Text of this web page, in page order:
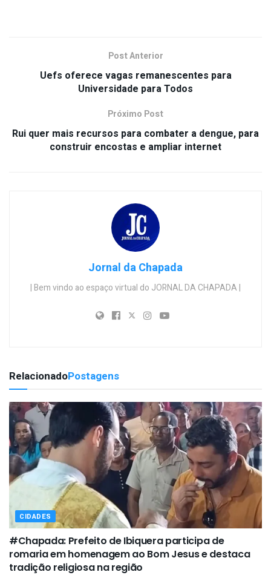
Post Anterior
Uefs oferece vagas remanescentes para
Universidade para Todos
Próximo Post
Rui quer mais recursos para combater a dengue, para
construir encostas e ampliar internet
Jornal da Chapada
| Bem vindo ao espaço virtual do JORNAL DA CHAPADA |
RelacionadoPostagens
CIDADES
#Chapada: Prefeito de Ibiquera participa de
romaria em homenagem ao Bom Jesus e destaca
tradição religiosa na região